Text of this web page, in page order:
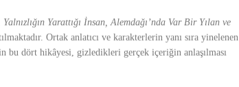
Yarattığı İnsan, Alemdağı’nda Var Bir Yılan ve
Ortak anlatıcı ve karakterlerin yanı sıra yinelenen
bu dört hikâyesi, gizledikleri gerçek içeriğin anlaşılması